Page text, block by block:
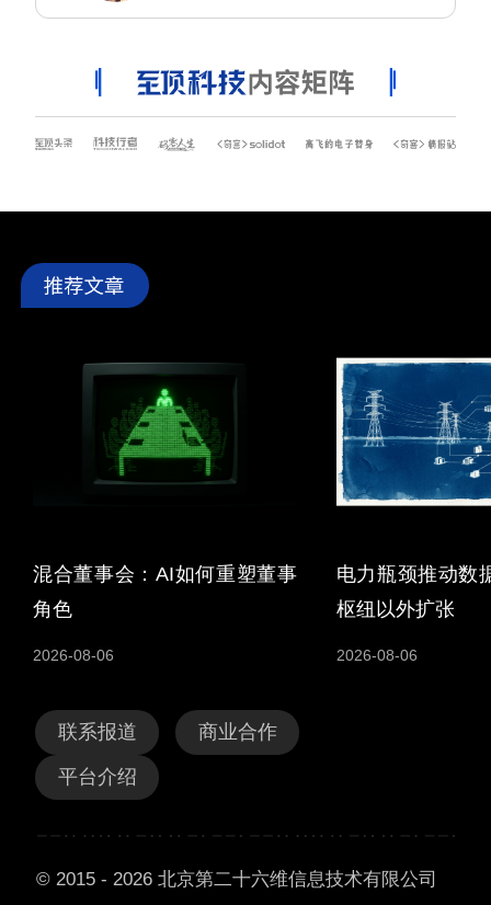
混合董事会：AI如何重塑董事
角色
2026-08-06
电力瓶颈推动数
枢纽以外扩张
2026-08-06
联系报道 商业合作
平台介绍
© 2015 - 2026 北京第二十六维信息技术有限公司